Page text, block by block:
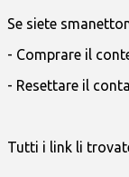
Se siete
- Comprare il
- Resettare il
Tutti i link li